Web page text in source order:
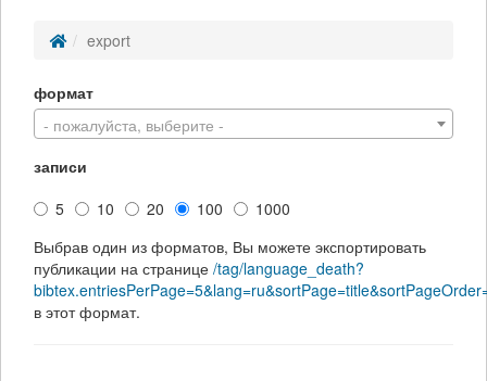
export
формат
- пожалуйста, выберите -
записи
5
10 20 100
1000
Выбрав один из форматов, Вы можете экспортировать
публикации на странице /tag/language_death?
в этот формат.